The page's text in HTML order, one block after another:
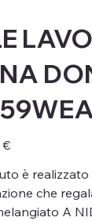
€
è
che
A